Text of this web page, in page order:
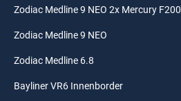
Zodiac Medline 9 NEO 2x Mercury F200
Zodiac Medline 9 NEO
Zodiac Medline 6.8
Bayliner VR6 Innenborder